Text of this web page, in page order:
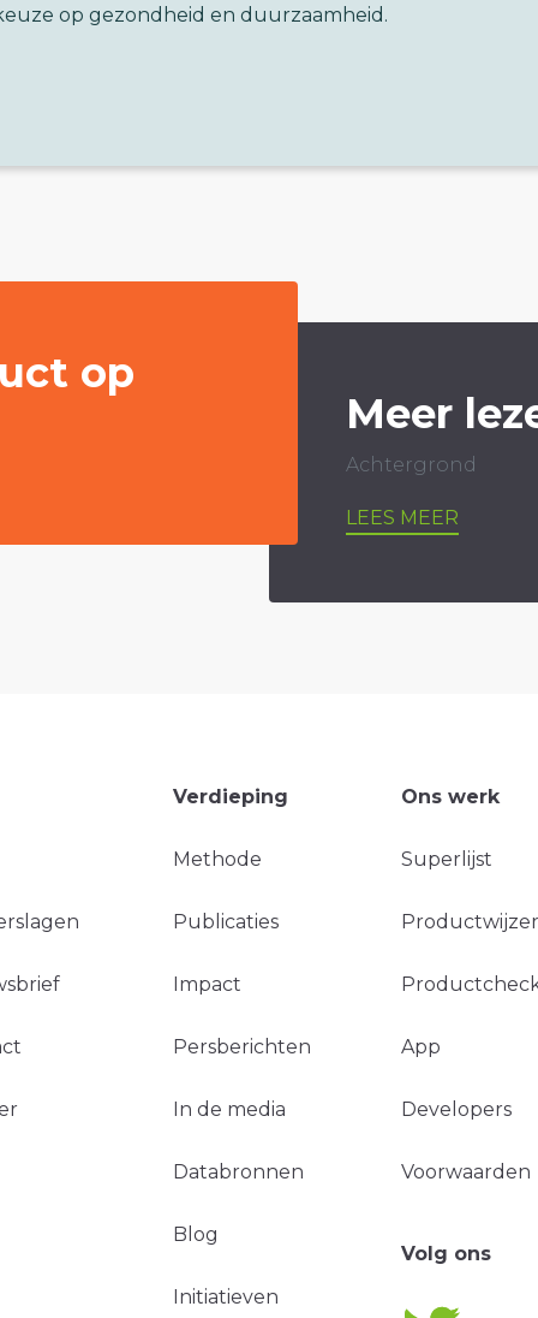
op gezondheid en duurzaamheid.
op
Meer
Achtergrond
LEES MEER
Verdieping
Methode
Publicaties
Impact
Persberichten
In de media
Databronnen
Blog
Initiatieven
Ons werk
Superlijst
App
Developers
Voorwaarden
Volg ons